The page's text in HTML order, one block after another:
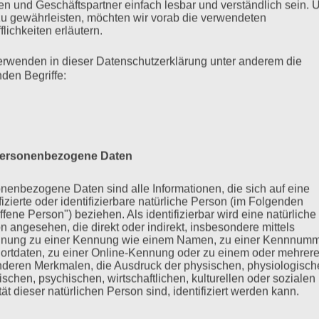
Institute for Empirical-Analytical
für Soziologie mit dem Schwerpunkt
Wandels“ am Fachbereich
Goethe-Universität sowie Sprecherin
and Internalization of Social
Frankfurt ist sie stellvertretende
darunter „
Zusammenhalt im
und Lehre konzentrieren sich
Hausarbeit und
Wohlfahrtsstaaten sowie
Kohäsion. Zur Erforschung dieser
empirische Methoden; speziell
für interdisziplinäre Konflikt-
für Sozialisation und
und Geschäftspartner einfach lesbar und verständlich sein.
gewährleisten, möchten wir vorab die verwendeten
erläutern.
in dieser Datenschutzerklärung unter anderem die
Begriffe:
Daten
Daten sind alle Informationen, die sich auf eine
oder identifizierbare natürliche Person (im Folgenden
Person") beziehen. Als identifizierbar wird eine natürliche
angesehen, die direkt oder indirekt, insbesondere mittels
zu einer Kennung wie einem Namen, zu einer
zu einer Online-Kennung oder zu einem oder
Merkmalen, die Ausdruck der physischen,
psychischen, wirtschaftlichen, kulturellen oder sozialen
dieser natürlichen Person sind, identifiziert werden kann.